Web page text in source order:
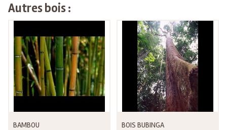
Autres bois :
BAMBOU BOIS BUBINGA